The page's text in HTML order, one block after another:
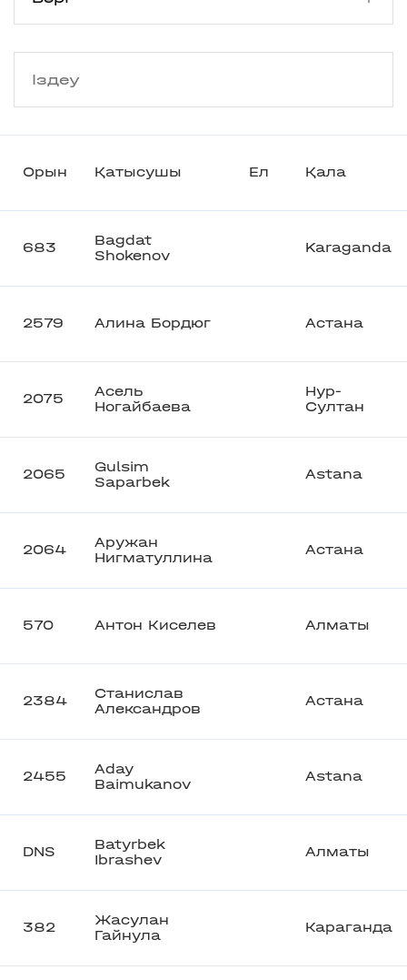
Орын Қатысушы Ел Қала
683
Bagdat
Shokenov
Karaganda
2579 Алина Бордюг Астана
2075
Асель
Ногайбаева
Нур-
Султан
2065
Gulsim
Saparbek
Astana
2064
Аружан
Нигматуллина
Астана
570 Антон Киселев Алматы
2384
Станислав
Александров
Астана
2455
Aday
Baimukanov
Astana
DNS
Batyrbek
Ibrashev
Алматы
382
Жасулан
Гайнула
Караганда